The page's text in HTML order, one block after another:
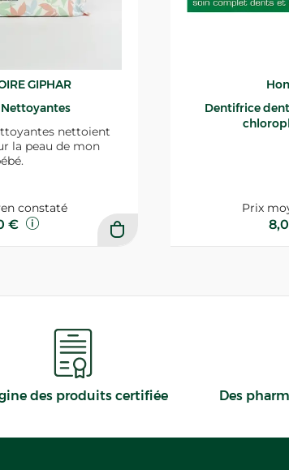
GIPHAR
nettoient
la peau de mon
constaté
€
Dentifrice
Prix
des produits certifiée Des